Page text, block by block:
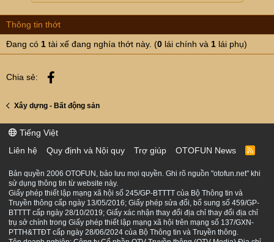
Thông tin thớt
Đang có 1 tài xế đang nghía thớt này. (0 lái chính và 1 lái phụ)
Chia sẻ:
Xây dựng - Bất động sản
Tiếng Việt
Liên hệ
Quy định và Nội quy Trợ giúp OTOFUN News
R
S
Bản quyền 2006 OTOFUN, bảo lưu mọi quyền. Ghi rõ nguồn "otofun.net" khi
sử dụng thông tin từ website này.
Giấy phép thiết lập mạng xã hội số 245/GP-BTTTT của Bộ Thông tin và
Truyền thông cấp ngày 13/05/2016; Giấy phép sửa đổi, bổ sung số 459/GP-
BTTTT cấp ngày 28/10/2019; Giấy xác nhận thay đổi địa chỉ thay đổi địa chỉ
trụ sở chính trong Giấy phép thiết lập mạng xã hội trên mạng số 137/GXN-
PTTH&TTĐT cấp ngày 28/06/2024 của Bộ Thông tin và Truyền thông.